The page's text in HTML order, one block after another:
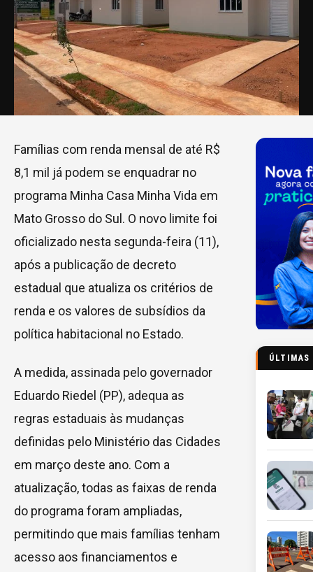
Famílias com renda mensal de até R$
8,1 mil já podem se enquadrar no
programa Minha Casa Minha Vida em
Mato Grosso do Sul. O novo limite foi
oficializado nesta segunda-feira (11),
após a publicação de decreto
estadual que atualiza os critérios de
renda e os valores de subsídios da
política habitacional no Estado.
A medida, assinada pelo governador
Eduardo Riedel (PP), adequa as
regras estaduais às mudanças
definidas pelo Ministério das Cidades
em março deste ano. Com a
atualização, todas as faixas de renda
do programa foram ampliadas,
permitindo que mais famílias tenham
acesso aos financiamentos e